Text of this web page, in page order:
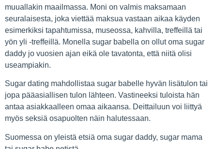
muuallakin maailmassa. Moni on valmis maksamaan
seuralaisesta, joka viettää maksua vastaan aikaa käyden
esimerkiksi tapahtumissa, museossa, kahvilla, treffeillä tai
yön yli -treffeillä. Monella sugar babella on ollut oma sugar
daddy jo vuosien ajan eikä ole tavatonta, että niitä olisi
useampiakin.
Sugar dating mahdollistaa sugar babelle hyvän lisätulon tai
jopa pääasiallisen tulon lähteen. Vastineeksi tuloista hän
antaa asiakkaalleen omaa aikaansa. Deittailuun voi liittyä
myös seksiä osapuolten näin halutessaan.
Suomessa on yleistä etsiä oma sugar daddy, sugar mama